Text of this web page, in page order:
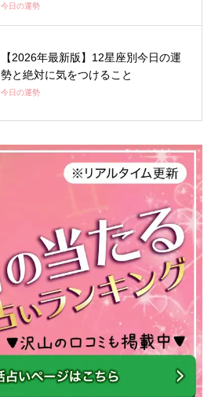
今日の運勢
【2026年最新版】12星座別今日の運
勢と絶対に気をつけること
今日の運勢